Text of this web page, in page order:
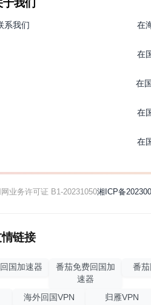
于我们
系我们
在
在
在
在
在
业务许可证 B1-20231050湘ICP备
链接
国加速器
番茄免费回国加
速器
番茄
海外回国VPN 归雁VPN